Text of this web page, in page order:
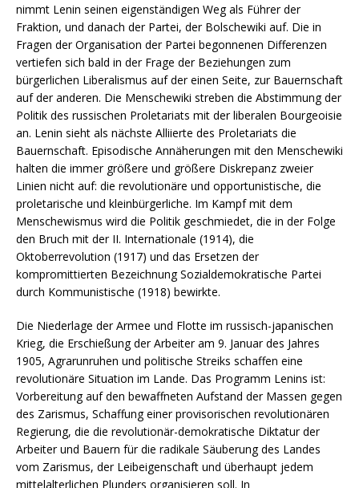
nimmt Lenin seinen eigenständigen Weg als Führer der
Fraktion, und danach der Partei, der Bolschewiki auf. Die in
Fragen der Organisation der Partei begonnenen Differenzen
vertiefen sich bald in der Frage der Beziehungen zum
bürgerlichen Liberalismus auf der einen Seite, zur Bauernschaft
auf der anderen. Die Menschewiki streben die Abstimmung der
Politik des russischen Proletariats mit der liberalen Bourgeoisie
an. Lenin sieht als nächste Alliierte des Proletariats die
Bauernschaft. Episodische Annäherungen mit den Menschewiki
halten die immer größere und größere Diskrepanz zweier
Linien nicht auf: die revolutionäre und opportunistische, die
proletarische und kleinbürgerliche. Im Kampf mit dem
Menschewismus wird die Politik geschmiedet, die in der Folge
den Bruch mit der II. Internationale (1914), die
Oktoberrevolution (1917) und das Ersetzen der
kompromittierten Bezeichnung Sozialdemokratische Partei
durch Kommunistische (1918) bewirkte.
Die Niederlage der Armee und Flotte im russisch-japanischen
Krieg, die Erschießung der Arbeiter am 9. Januar des Jahres
1905, Agrarunruhen und politische Streiks schaffen eine
revolutionäre Situation im Lande. Das Programm Lenins ist:
Vorbereitung auf den bewaffneten Aufstand der Massen gegen
des Zarismus, Schaffung einer provisorischen revolutionären
Regierung, die die revolutionär-demokratische Diktatur der
Arbeiter und Bauern für die radikale Säuberung des Landes
vom Zarismus, der Leibeigenschaft und überhaupt jedem
mittelalterlichen Plunders organisieren soll. In